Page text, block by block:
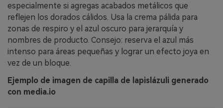
especialmente si agregas acabados metálicos que
reflejen los dorados cálidos. Usa la crema pálida para
zonas de respiro y el azul oscuro para jerarquía y
nombres de producto. Consejo: reserva el azul más
intenso para áreas pequeñas y lograr un efecto joya en
vez de un bloque.
Ejemplo de imagen de capilla de lapislázuli generado
con media.io